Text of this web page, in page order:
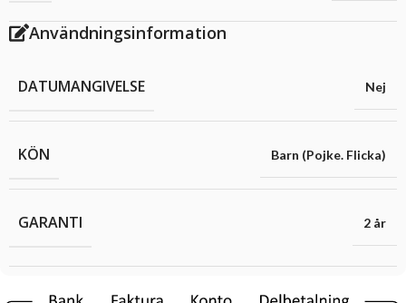
Användningsinformation
DATUMANGIVELSE Nej
KÖN Barn (Pojke. Flicka)
GARANTI 2 år